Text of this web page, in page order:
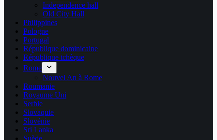
Independence hall
Old City Hall
Philippines
Pologne
Portugal
République dominicaine
République tchèque
Rome
Nouvel An à Rome
Roumanie
Royaume Uni
Serbie
Slovaquie
Slovénie
Sri Lanka
Suède